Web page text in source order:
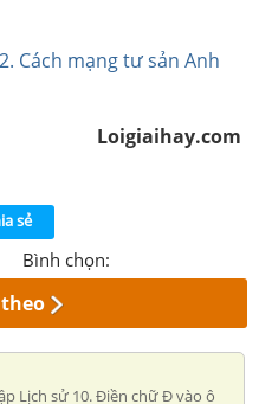
2. Cách mạng tư sản Anh
Loigiaihay.com
sẻ
Bình chọn:
Lịch sử 10. Điền chữ Đ vào ô